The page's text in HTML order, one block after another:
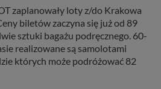
zaplanowały loty z/do Krakowa
biletów zaczyna się już od 89
sztuki bagażu podręcznego. 60-
realizowane są samolotami
których może podróżować 82